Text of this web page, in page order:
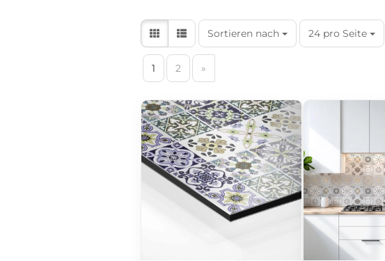
Sortieren nach 24 pro Seite
1 2 »